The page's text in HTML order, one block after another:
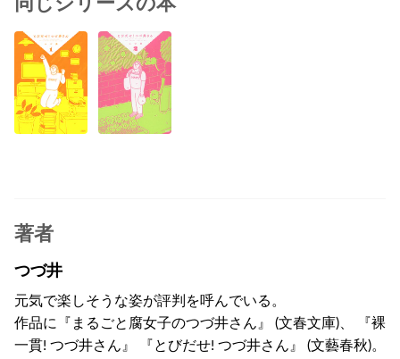
著者
つづ井
元気で楽しそうな姿が評判を呼んでいる。
作品に『まるごと腐女子のつづ井さん』 (文春文庫)、 『裸
一貫! つづ井さん』 『とびだせ! つづ井さん』 (文藝春秋)。